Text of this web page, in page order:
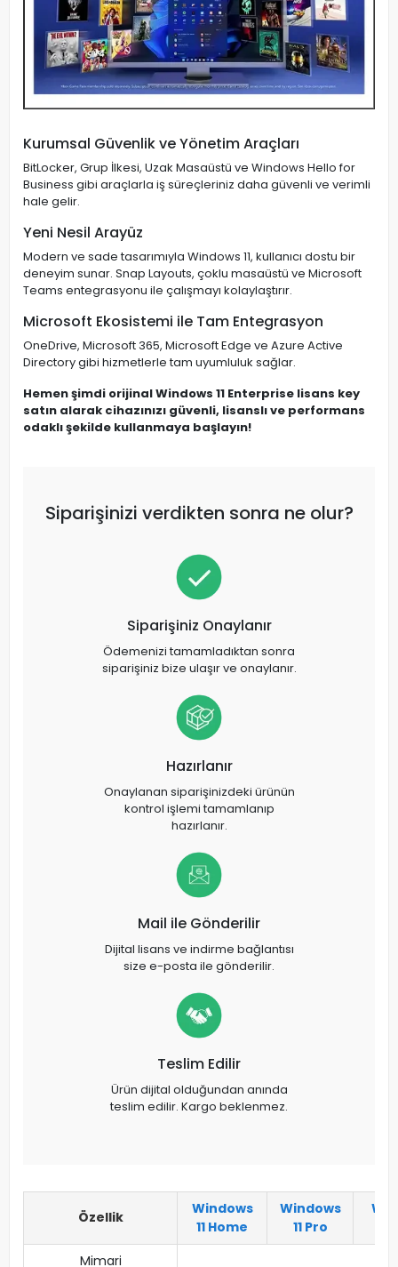
Kurumsal Güvenlik ve Yönetim Araçları
BitLocker, Grup İlkesi, Uzak Masaüstü ve Windows Hello for
Business gibi araçlarla iş süreçleriniz daha güvenli ve verimli
hale gelir.
Yeni Nesil Arayüz
Modern ve sade tasarımıyla Windows 11, kullanıcı dostu bir
deneyim sunar. Snap Layouts, çoklu masaüstü ve Microsoft
Teams entegrasyonu ile çalışmayı kolaylaştırır.
Microsoft Ekosistemi ile Tam Entegrasyon
OneDrive, Microsoft 365, Microsoft Edge ve Azure Active
Directory gibi hizmetlerle tam uyumluluk sağlar.
Hemen şimdi orijinal Windows 11 Enterprise lisans key
satın alarak cihazınızı güvenli, lisanslı ve performans
odaklı şekilde kullanmaya başlayın!
Siparişinizi verdikten sonra ne olur?
Siparişiniz Onaylanır
Ödemenizi tamamladıktan sonra
siparişiniz bize ulaşır ve onaylanır.
Hazırlanır
Onaylanan siparişinizdeki ürünün
kontrol işlemi tamamlanıp
hazırlanır.
Mail ile Gönderilir
Dijital lisans ve indirme bağlantısı
size e-posta ile gönderilir.
Teslim Edilir
Ürün dijital olduğundan anında
teslim edilir. Kargo beklenmez.
Özellik
Windows
11 Home
Windows
11 Pro
Mimari